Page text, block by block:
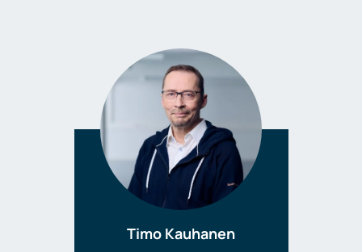
Timo Kauhanen